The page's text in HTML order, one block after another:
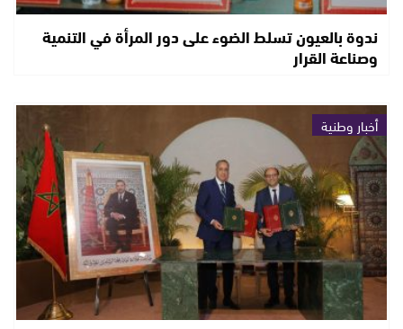
ندوة بالعيون تسلط الضوء على دور المرأة في التنمية
وصناعة القرار
أخبار وطنية